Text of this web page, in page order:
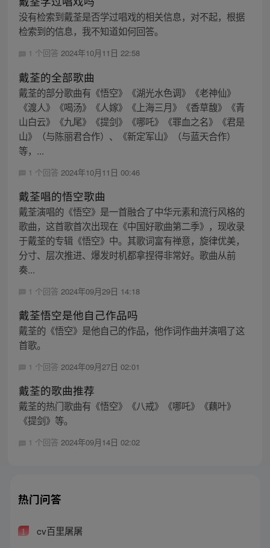
没有检索到戴荃是否学过唱戏的相关信息，对不起，根据
检索到的信息，我不知道如何回答。
1 个回答 2024年10月11日 22:58
戴荃的全部歌曲
戴荃的部分歌曲有《悟空》《湖光水色调》《老神仙》
《渡人》《喝汤》《人嫁》《上海三月》《香草馥》《青
山白云》《九尾》《提剑》《哪吒》《罪血之名》《君是
山》（与陈丽君合作）、《新定军山》（与蓝天合作）
等，...
1 个回答 2024年10月11日 00:46
戴荃唱的悟空歌曲
戴荃演唱的《悟空》是一首融合了中华元素和流行风格的
歌曲，这首歌首次出现在《中国好歌曲第二季》，现收录
于戴荃的专辑《悟空》中。其歌词富有禅意，旋律优美，
分寸、层次推进、爆发时机都拿捏得非常好。歌曲从前
奏...
1 个回答 2024年09月29日 14:18
戴荃悟空是他自己作品吗
戴荃的《悟空》是他自己的作品，他作词作曲并演唱了这
首歌。
1 个回答 2024年09月27日 02:01
戴荃的歌曲推荐
戴荃的热门歌曲有《悟空》《八戒》《哪吒》《藕叶》
《提剑》等。
1 个回答 2024年09月14日 02:02
热门问答
1 cv百里屠屠